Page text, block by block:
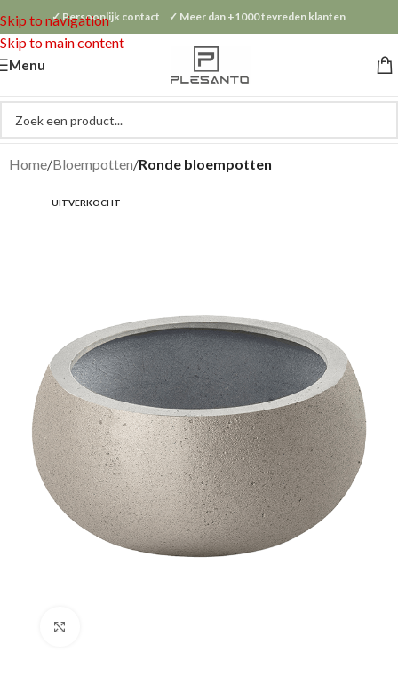
Skip to navigation
Skip to main content
✓ Persoonlijk contact ✓ Meer dan +1000 tevreden klanten
Menu
Home Bloempotten Ronde bloempotten
UITVERKOCHT